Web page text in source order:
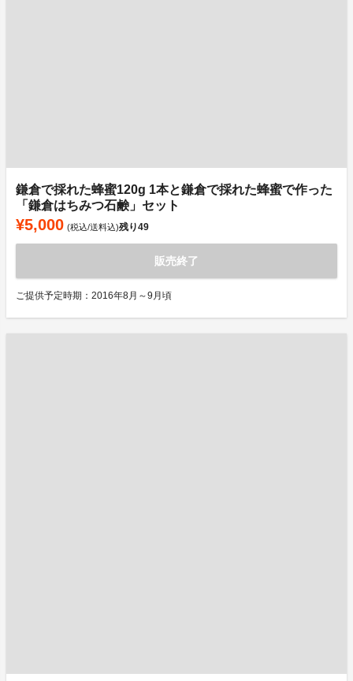
鎌倉で採れた蜂蜜120g 1本と鎌倉で採れた蜂蜜で作った
「鎌倉はちみつ石鹸」セット
¥5,000 (税込/送料込)残り49
販売終了
ご提供予定時期：2016年8月～9月頃